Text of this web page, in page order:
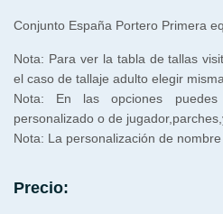
Conjunto España Portero Primera
Nota: Para ver la tabla de tallas
el caso de tallaje adulto elegir
Nota: En las opciones
personalizado o de
Nota: La personalización de
Precio: